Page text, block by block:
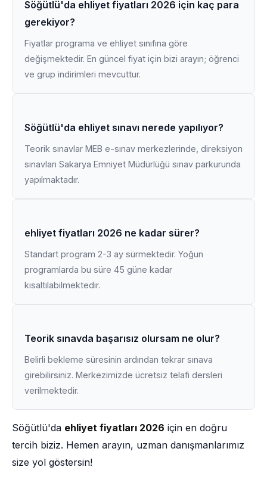
Söğütlü'da ehliyet fiyatları 2026 için kaç para
gerekiyor?
Fiyatlar programa ve ehliyet sınıfına göre
değişmektedir. En güncel fiyat için bizi arayın; öğrenci
ve grup indirimleri mevcuttur.
Söğütlü'da ehliyet sınavı nerede yapılıyor?
Teorik sınavlar MEB e-sınav merkezlerinde, direksiyon
sınavları Sakarya Emniyet Müdürlüğü sınav parkurunda
yapılmaktadır.
ehliyet fiyatları 2026 ne kadar sürer?
Standart program 2-3 ay sürmektedir. Yoğun
programlarda bu süre 45 güne kadar
kısaltılabilmektedir.
Teorik sınavda başarısız olursam ne olur?
Belirli bekleme süresinin ardından tekrar sınava
girebilirsiniz. Merkezimizde ücretsiz telafi dersleri
verilmektedir.
Söğütlü'da ehliyet fiyatları 2026 için en doğru
tercih biziz. Hemen arayın, uzman danışmanlarımız
size yol göstersin!